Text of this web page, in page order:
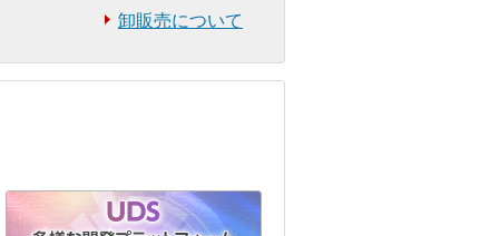
卸販売について